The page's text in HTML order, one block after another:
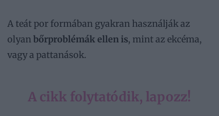
A teát por formában gyakran használják az
olyanbőrproblémák ellen is, mint az ekcéma,
vagy a pattanások.
A cikk folytatódik, lapozz!